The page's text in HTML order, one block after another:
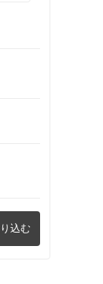
込む